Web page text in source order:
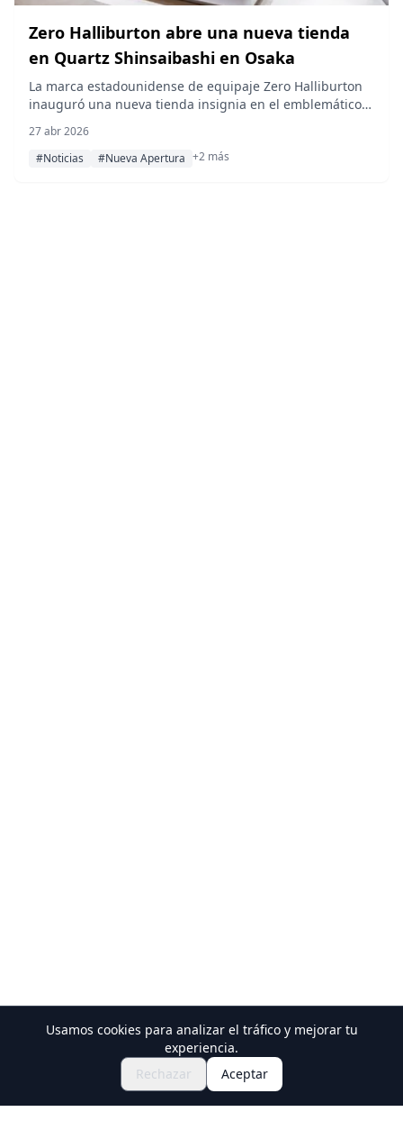
Zero Halliburton abre una nueva tienda
en Quartz Shinsaibashi en Osaka
La marca estadounidense de equipaje Zero Halliburton
inauguró una nueva tienda insignia en el emblemático
edificio Quartz Shinsaibashi de Osaka el 25 de abril de
2026, con una campaña de regalos de apertura
disponible hasta agotar existencias.
27 abr 2026
#Noticias
#Nueva Apertura +2 más
Descubre Festivales y Eventos
Consigue Entradas para el Matsuri
Japonés
Usamos cookies para analizar el tráfico y mejorar tu
experiencia.
Rechazar
Aceptar